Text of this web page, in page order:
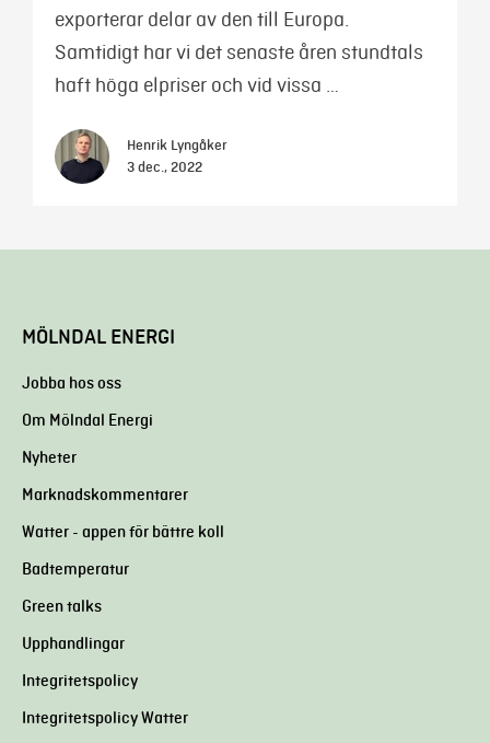
exporterar delar av den till Europa.
Samtidigt har vi det senaste åren stundtals
haft höga elpriser och vid vissa …
Henrik Lyngåker
3 dec., 2022
MÖLNDAL ENERGI
Jobba hos oss
Om Mölndal Energi
Nyheter
Marknadskommentarer
Watter - appen för bättre koll
Badtemperatur
Green talks
Upphandlingar
Integritetspolicy
Integritetspolicy Watter